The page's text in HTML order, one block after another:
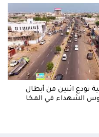
تودع اثنين من أبطال
الشهداء في المخا